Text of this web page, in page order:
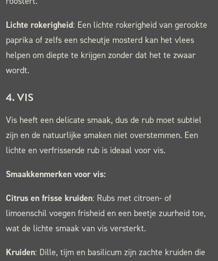
Lichte rokerigheid: Een lichte rokerigheid van gerookte
paprika of zelfs een scheutje mosterd kan het vlees
helpen om diepte te krijgen zonder dat het te zwaar
wordt.
4.VIS
Vis heeft een delicate smaak, dus de rub moet subtiel
zijn en de natuurlijke smaken niet overstemmen. Een
lichte en verfrissende rub is ideaal voor vis.
Smaakkenmerken voor vis:
Citrus en frisse kruiden: Rubs met citroen- of
limoenschil voegen frisheid en een beetje zuurheid toe,
wat de lichte smaak van vis versterkt.
Kruiden: Dille, tijm en basilicum zijn zachte kruiden die